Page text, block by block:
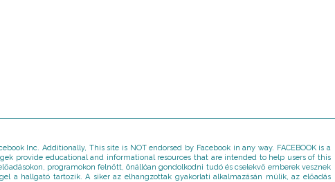
Inc. Additionally, This site is NOT endorsed by Facebook in any way. FACEBOOK is a
provide educational and informational resources that are intended to help users of this
programokon felnőtt, önállóan gondolkodni tudó és cselekvő emberek vesznek
a hallgató tartozik. A siker az elhangzottak gyakorlati alkalmazásán múlik, az előadás